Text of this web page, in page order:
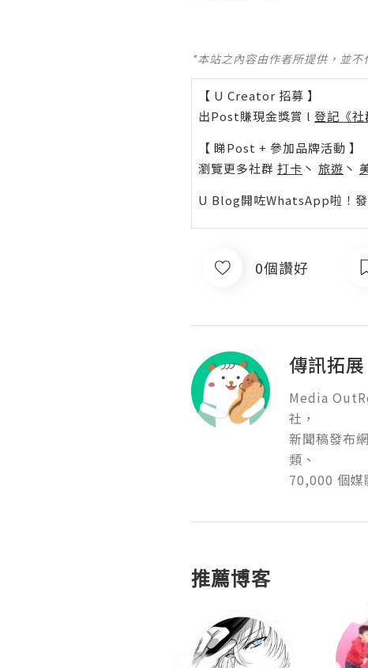
*本站之內容由作者所提供，並
【 U Creator 招募 】
出Post賺現金獎賞 l 登記《社
【 睇Post + 參加品牌活動 】
瀏覽更多社群 打卡 丶 旅遊 丶
U Blog開咗WhatsApp啦！發
0個讚好
傳訊拓展
Media
社，
新聞稿發布
類、
70,000 個媒
推薦博客